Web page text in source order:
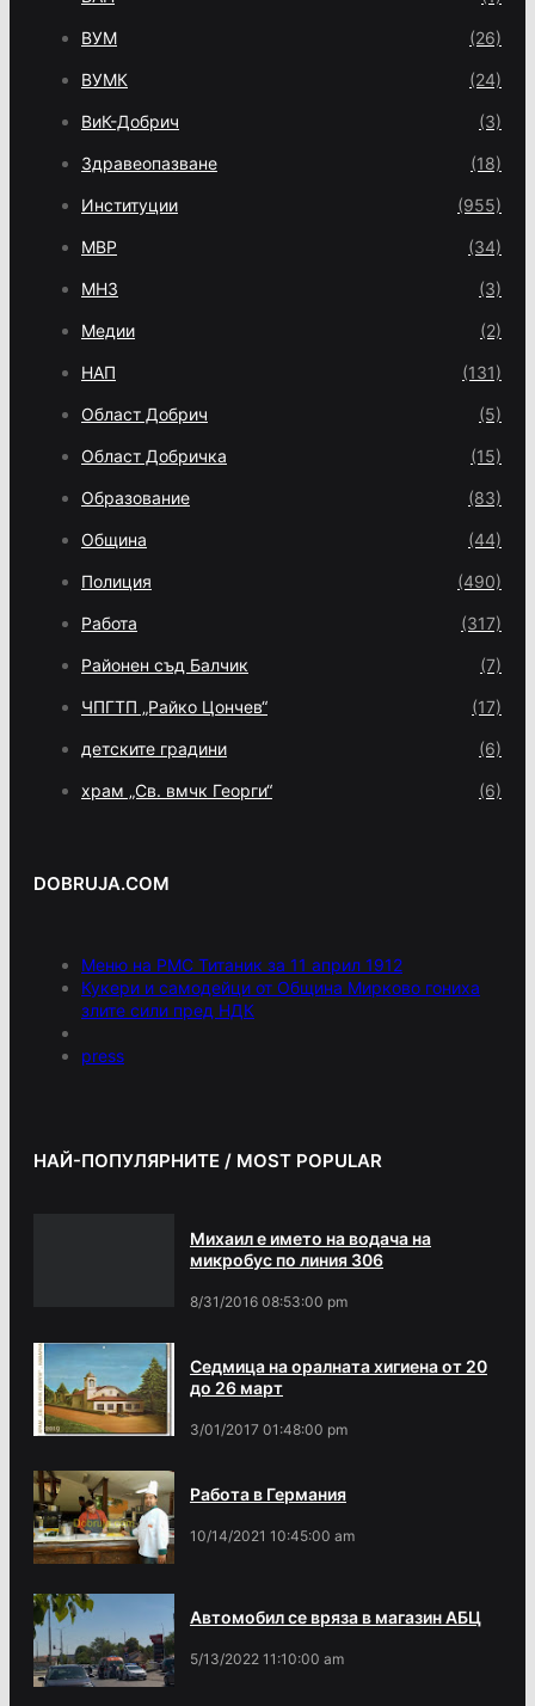
ВУМ (26)
ВУМК (24)
ВиК-Добрич (3)
Здравеопазване (18)
Институции (955)
МВР (34)
МНЗ (3)
Медии (2)
НАП (131)
Област Добрич (5)
Област Добричка (15)
Образование (83)
Община (44)
Полиция (490)
Работа (317)
Районен съд Балчик (7)
ЧПГТП „Райко Цончев“ (17)
детските градини (6)
храм „Св. вмчк Георги“ (6)
DOBRUJA.COM
Меню на РМС Титаник за 11 април 1912
Кукери и самодейци от Община Мирково гониха
злите сили пред НДК
press
НАЙ-ПОПУЛЯРНИТЕ / MOST POPULAR
Михаил е името на водача на
микробус по линия 306
8/31/2016 08:53:00 pm
Седмица на оралната хигиена от 20
до 26 март
3/01/2017 01:48:00 pm
Работа в Германия
10/14/2021 10:45:00 am
Автомобил се вряза в магазин АБЦ
5/13/2022 11:10:00 am